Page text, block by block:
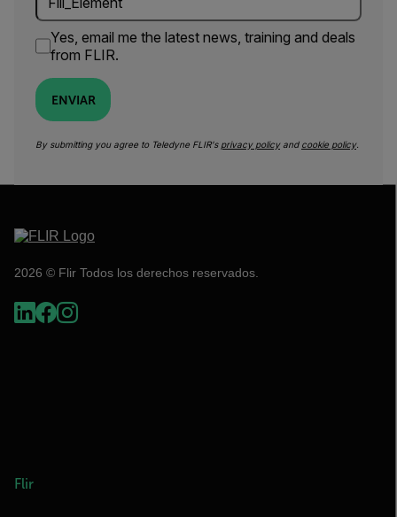
Yes, email me the latest news, training and deals
from FLIR.
ENVIAR
By submitting you agree to Teledyne FLIR's privacy policyand cookie policy.
2026 © Flir Todos los derechos reservados.
Flir